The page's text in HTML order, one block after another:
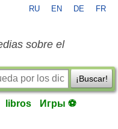
RU EN DE FR
sobre el
¡Buscar!
libros Игры ⚽